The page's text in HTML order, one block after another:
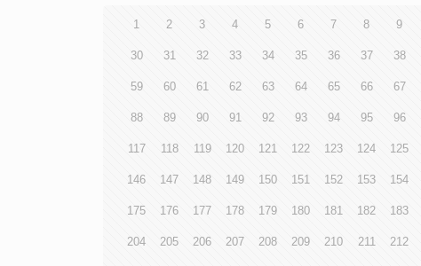
1 2 3 4 5 6 7 8 9
30 31 32 33 34 35 36 37 38
59 60 61 62 63 64 65 66 67
88 89 90 91 92 93 94 95 96
117 118 119 120 121 122 123 124 125
146 147 148 149 150 151 152 153 154
175 176 177 178 179 180 181 182 183
204 205 206 207 208 209 210 211 212